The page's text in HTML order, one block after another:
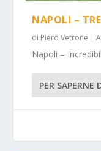
NAPOLI –
di Piero Vetrone |
Napoli –
PER SAPERNE